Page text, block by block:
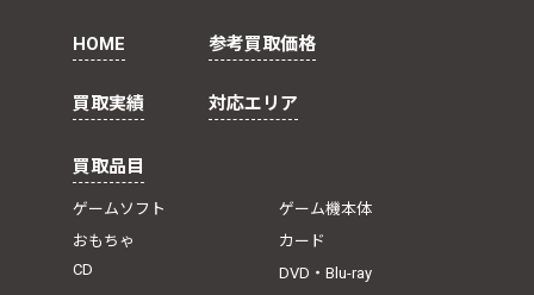
HOME 参考買取価格
買取実績 対応エリア
買取品目
ゲームソフト
ゲーム機本体
おもちゃ
カード
CD
DVD・Blu-ray